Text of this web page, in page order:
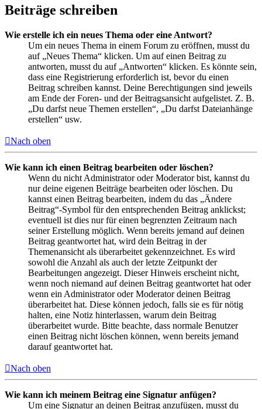
Beiträge schreiben
Wie erstelle ich ein neues Thema oder eine Antwort?
Um ein neues Thema in einem Forum zu eröffnen, musst du
auf „Neues Thema“ klicken. Um auf einen Beitrag zu
antworten, musst du auf „Antworten“ klicken. Es könnte sein,
dass eine Registrierung erforderlich ist, bevor du einen
Beitrag schreiben kannst. Deine Berechtigungen sind jeweils
am Ende der Foren- und der Beitragsansicht aufgelistet. Z. B.
„Du darfst neue Themen erstellen“, „Du darfst Dateianhänge
erstellen“ usw.
Nach oben
Wie kann ich einen Beitrag bearbeiten oder löschen?
Wenn du nicht Administrator oder Moderator bist, kannst du
nur deine eigenen Beiträge bearbeiten oder löschen. Du
kannst einen Beitrag bearbeiten, indem du das „Ändere
Beitrag“-Symbol für den entsprechenden Beitrag anklickst;
eventuell ist dies nur für einen begrenzten Zeitraum nach
seiner Erstellung möglich. Wenn bereits jemand auf deinen
Beitrag geantwortet hat, wird dein Beitrag in der
Themenansicht als überarbeitet gekennzeichnet. Es wird
sowohl die Anzahl als auch der letzte Zeitpunkt der
Bearbeitungen angezeigt. Dieser Hinweis erscheint nicht,
wenn noch niemand auf deinen Beitrag geantwortet hat oder
wenn ein Administrator oder Moderator deinen Beitrag
überarbeitet hat. Diese können jedoch, falls sie es für nötig
halten, eine Notiz hinterlassen, warum dein Beitrag
überarbeitet wurde. Bitte beachte, dass normale Benutzer
einen Beitrag nicht löschen können, wenn bereits jemand
darauf geantwortet hat.
Nach oben
Wie kann ich meinem Beitrag eine Signatur anfügen?
Um eine Signatur an deinen Beitrag anzufügen, musst du